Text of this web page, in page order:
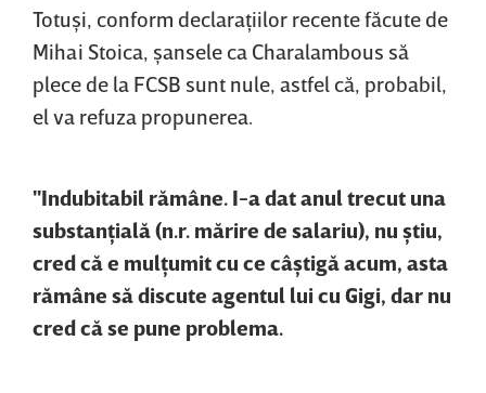
Totuşi, conform declaraţiilor recente făcute de
Mihai Stoica, şansele ca Charalambous să
plece de la FCSB sunt nule, astfel că, probabil,
el va refuza propunerea.
"Indubitabil rămâne. I-a dat anul trecut una
substanţială (n.r. mărire de salariu), nu ştiu,
cred că e mulţumit cu ce câştigă acum, asta
rămâne să discute agentul lui cu Gigi, dar nu
cred că se pune problema.